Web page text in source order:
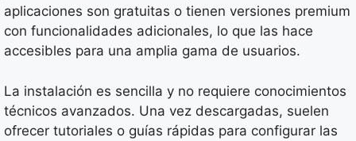
aplicaciones son gratuitas o tienen versiones premium
con funcionalidades adicionales, lo que las hace
accesibles para una amplia gama de usuarios.
La instalación es sencilla y no requiere conocimientos
técnicos avanzados. Una vez descargadas, suelen
ofrecer tutoriales o guías rápidas para configurar las